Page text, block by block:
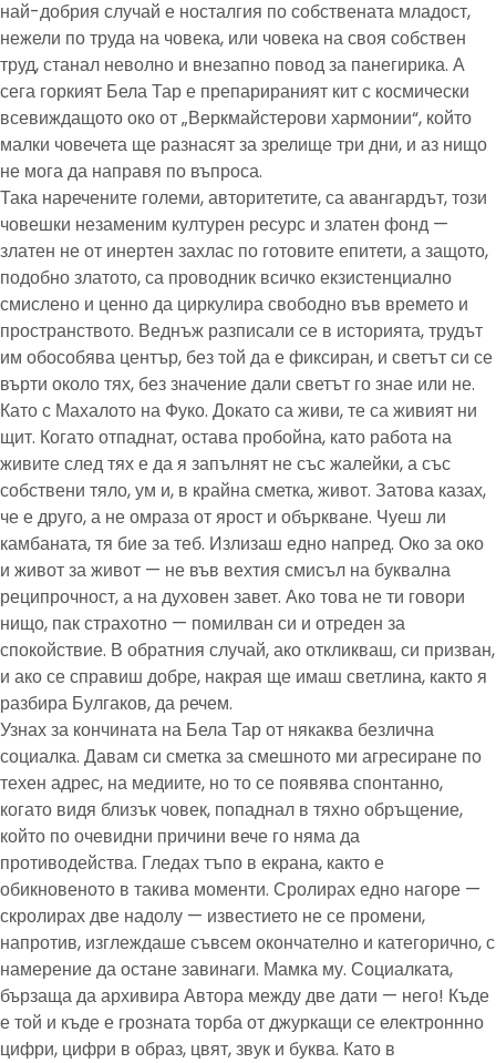
най-добрия случай е носталгия по собствената младост,
нежели по труда на човека, или човека на своя собствен
труд, станал неволно и внезапно повод за панегирика. А
сега горкият Бела Тар е препарираният кит с космически
всевиждащото око от „Веркмайстерови хармонии“, който
малки човечета ще разнасят за зрелище три дни, и аз нищо
не мога да направя по въпроса.
Така наречените големи, авторитетите, са авангардът, този
човешки незаменим културен ресурс и златен фонд —
златен не от инертен захлас по готовите епитети, а защото,
подобно златото, са проводник всичко екзистенциално
смислено и ценно да циркулира свободно във времето и
пространството. Веднъж разписали се в историята, трудът
им обособява център, без той да е фиксиран, и светът си се
върти около тях, без значение дали светът го знае или не.
Като с Махалото на Фуко. Докато са живи, те са живият ни
щит. Когато отпаднат, остава пробойна, като работа на
живите след тях е да я запълнят не със жалейки, а със
собствени тяло, ум и, в крайна сметка, живот. Затова казах,
че е друго, а не омраза от ярост и объркване. Чуеш ли
камбаната, тя бие за теб. Излизаш едно напред. Око за око
и живот за живот — не във вехтия смисъл на буквална
реципрочност, а на духовен завет. Ако това не ти говори
нищо, пак страхотно — помилван си и отреден за
спокойствие. В обратния случай, ако откликваш, си призван,
и ако се справиш добре, накрая ще имаш светлина, както я
разбира Булгаков, да речем.
Узнах за кончината на Бела Тар от някаква безлична
социалка. Давам си сметка за смешното ми агресиране по
техен адрес, на медиите, но то се появява спонтанно,
когато видя близък човек, попаднал в тяхно обръщение,
който по очевидни причини вече го няма да
противодейства. Гледах тъпо в екрана, както е
обикновеното в такива моменти. Сролирах едно нагоре —
скролирах две надолу — известието не се промени,
напротив, изглеждаше съвсем окончателно и категорично, с
намерение да остане завинаги. Мамка му. Социалката,
бързаща да архивира Автора между две дати — него! Къде
е той и къде е грозната торба от джуркащи се електроннно
цифри, цифри в образ, цвят, звук и буква. Като в